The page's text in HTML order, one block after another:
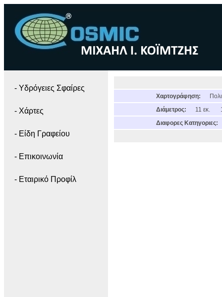
- Yδρόγειες Σφαίρες
- Χάρτες
- Είδη Γραφείου
- Επικοινωνία
- Εταιρικό Προφίλ
Χαρτογράφηση:
Διάμετρος:
11 εκ.
Διαφορες Κατηγοριες: